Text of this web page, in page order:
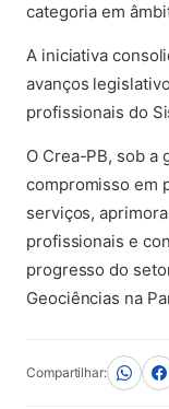
categoria em
A iniciativa
avanços
profissionais do
O Crea-PB, sob a
compromisso em
serviços,
profissionais e
progresso do
Geociências na
Compartilhar: